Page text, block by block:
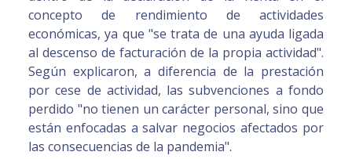
concepto de rendimiento de actividades
económicas, ya que "se trata de una ayuda ligada
al descenso de facturación de la propia actividad".
Según explicaron, a diferencia de la prestación
por cese de actividad, las subvenciones a fondo
perdido "no tienen un carácter personal, sino que
están enfocadas a salvar negocios afectados por
las consecuencias de la pandemia".